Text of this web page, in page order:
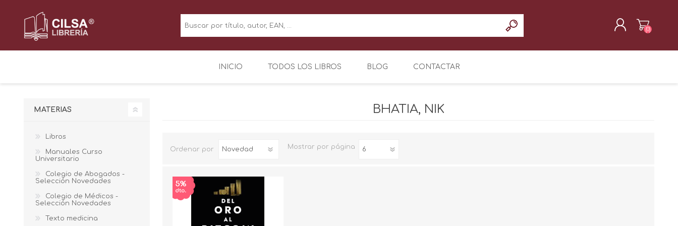
(0)
INICIO TODOS LOS LIBROS BLOG CONTACTAR
BHATIA, NIK
Ordenar por Mostrar por página
MATERIAS
Libros
Manuales Curso
Universitario
Colegio de Abogados -
Selección Novedades
Colegio de Médicos -
Selección Novedades
Texto medicina